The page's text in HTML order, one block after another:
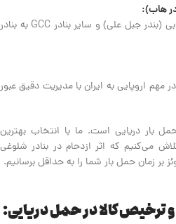
هاب):
سرویس‌های ترانزیت و مستقیم از دبی (بندر جبل علی) و سایر بنادر GCC به بنادر
مهم اروپایی به ایران با مدیریت دقیق عبور
بار دریایی است. ما با انتخاب بهترین
می‌کنیم که اثر ازدحام در بنادر شلوغی
بر زمان حمل بار شما را به حداقل برسانیم.
ترخیص کالا در حمل دریایی: